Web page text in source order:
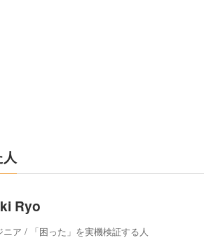
Ryo
ニア / 「困った」を実機検証する人